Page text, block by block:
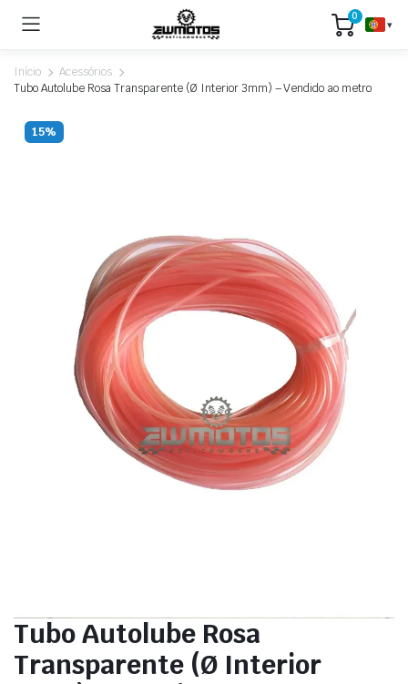
0
▾
Início
Acessórios
Tubo Autolube Rosa Transparente (Ø Interior 3mm) – Vendido ao metro
15%
Tubo Autolube Rosa
Transparente (Ø Interior